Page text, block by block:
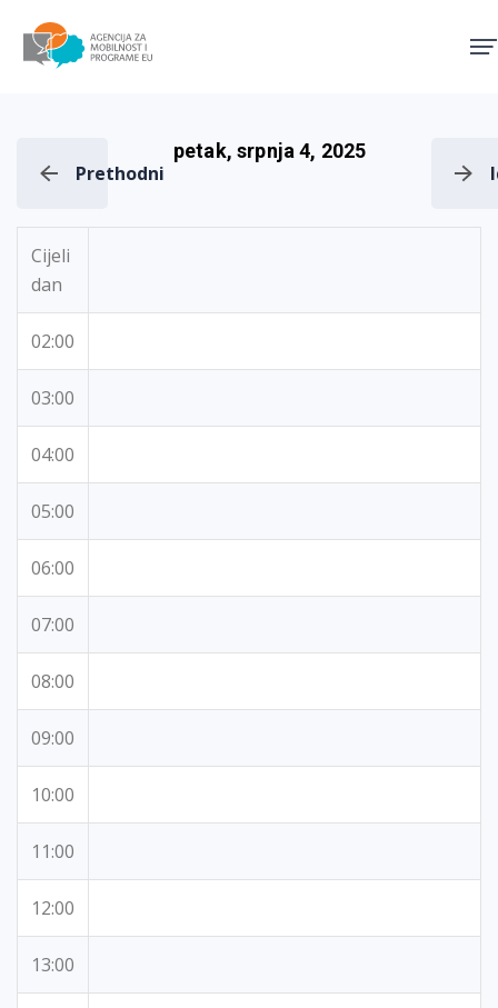
Prethodni
petak, srpnja 4, 2025
Cijeli
dan
02:00
03:00
04:00
05:00
06:00
07:00
08:00
09:00
10:00
11:00
12:00
13:00